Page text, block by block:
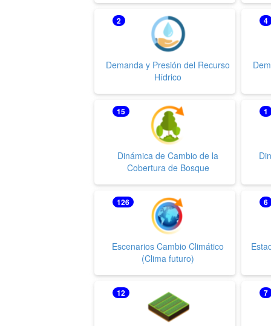
Demanda y Presión del Recurso
Hídrico
2 4
Dinámica de Cambio de la
Cobertura de Bosque
15 1
Escenarios Cambio Climático
(Clima futuro)
126 6
12 7